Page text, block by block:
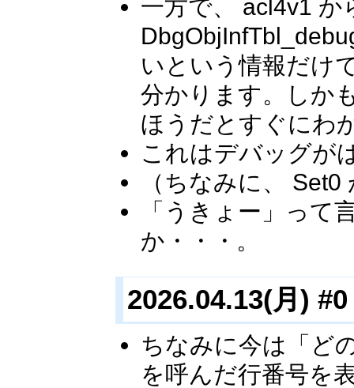
一方で、 acl4v1
いという情報だけ
分かります。しか
ほうだとすぐにわ
これはデバッグが
（ちなみに、
「うきょー」って
か・・・。
2026.04.13(月) #0
ちなみに今は「ど
を呼んだ行番号を